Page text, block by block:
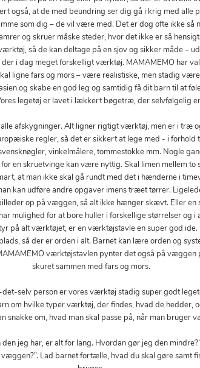
også, at de med beundring ser dig gå i krig med alle
som dig – de vil være med. Det er dog ofte ikke så
og skruer måske steder, hvor det ikke er så
så de kan deltage på en sjov og sikker måde –
der i dag meget forskelligt værktøj. MAMAMEMO har
ligne fars og mors – være realistiske, men stadig
og skabe en god leg og samtidig få dit barn til at
legetøj er lavet i lækkert bøgetræ, der selvfølgelig
afskygninger. Alt ligner rigtigt værktøj, men er i træ
regler, så det er sikkert at lege med - i
vinkelmålere, tommestokke mm. Nogle
en skruetvinge kan være nyttig. Skal limen mellem
at man ikke skal gå rundt med det i hænderne i
kan udføre andre opgaver imens træet tørrer.
op på væggen, så alt ikke hænger skævt. Eller en
mulighed for at bore huller i forskellige størrelser og i
på alt værktøjet, er en værktøjstavle en super god
så der er orden i alt. Barnet kan lære orden og
værktøjstavlen pynter det også på væggen
skuret sammen med fars og mors.
det-selv person er vores værktøj stadig super godt
om hvilke typer værktøj, der findes, hvad de hedder,
snakke om, hvad man skal passe på, når man bruger
enkle lege som:
den jeg har, er alt for lang. Hvordan gør jeg den
Lad barnet fortælle, hvad du skal gøre samt